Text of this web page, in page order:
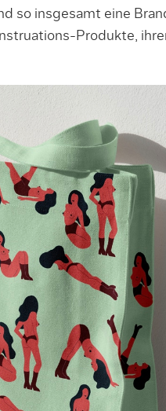
so insgesamt eine
Produkte,